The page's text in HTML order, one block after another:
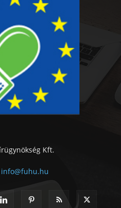
Kft.
info@fuhu.hu